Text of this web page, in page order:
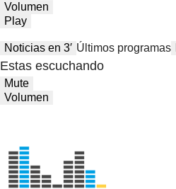
Volumen
Play
Noticias en 3′ Últimos programas
Estas escuchando
Mute
Volumen